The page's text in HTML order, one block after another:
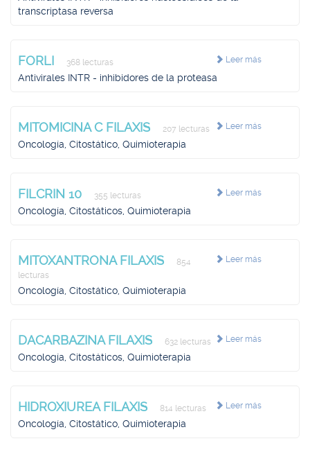
transcriptasa reversa
Leer más
FORLI 368 lecturas
Antivirales INTR - inhibidores de la proteasa
Leer más
MITOMICINA C FILAXIS 207 lecturas
Oncología, Citostático, Quimioterapia
Leer más
FILCRIN 10 355 lecturas
Oncología, Citostáticos, Quimioterapia
Leer más
MITOXANTRONA FILAXIS
854
lecturas
Oncología, Citostático, Quimioterapia
Leer más
DACARBAZINA FILAXIS 632 lecturas
Oncología, Citostáticos, Quimioterapia
Leer más
HIDROXIUREA FILAXIS 814 lecturas
Oncología, Citostático, Quimioterapia